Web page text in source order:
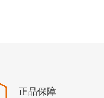
正品保障